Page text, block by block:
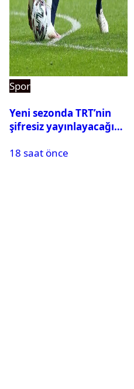
Spor
Yeni sezonda TRT’nin
şifresiz yayınlayacağı
18 saat önce